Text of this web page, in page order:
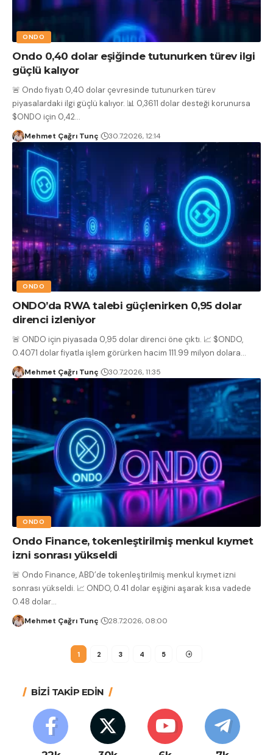
ONDO
Ondo 0,40 dolar eşiğinde tutunurken türev ilgi
güçlü kalıyor
🚨 Ondo fiyatı 0,40 dolar çevresinde tutunurken türev
piyasalardaki ilgi güçlü kalıyor. 📊 0,3611 dolar desteği korunursa
$ONDO için 0,42…
Mehmet Çağrı Tunç 30.7.2026, 12:14
ONDO
ONDO’da RWA talebi güçlenirken 0,95 dolar
direnci izleniyor
🚨 ONDO için piyasada 0,95 dolar direnci öne çıktı. 📈 $ONDO,
0.4071 dolar fiyatla işlem görürken hacim 111.99 milyon dolara…
Mehmet Çağrı Tunç 30.7.2026, 11:35
ONDO
Ondo Finance, tokenleştirilmiş menkul kıymet
izni sonrası yükseldi
🚨 Ondo Finance, ABD’de tokenleştirilmiş menkul kıymet izni
sonrası yükseldi. 📈 ONDO, 0.41 dolar eşiğini aşarak kısa vadede
0.48 dolar…
Mehmet Çağrı Tunç 28.7.2026, 08:00
1 2 3 4 5
BİZİ TAKİP EDİN